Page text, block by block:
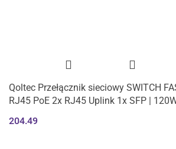
Qoltec Przełącznik sieciowy SWITCH
RJ45 PoE 2x RJ45 Uplink 1x SFP |
204.49